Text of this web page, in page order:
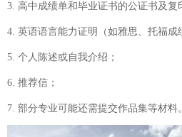
3. 高中成绩单和毕业证书的公证书及复
4. 英语语言能力证明（如雅思、托福成
5. 个人陈述或自我介绍；
6. 推荐信；
7. 部分专业可能还需提交作品集等材料。